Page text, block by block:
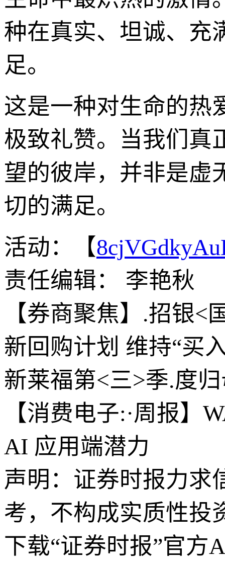
种在真实、坦诚、充
足。
这是一种对生命的热
极致礼赞。当我们真
望的彼岸，并非是虚
切的满足。
活动：【
责任编辑： 李艳秋
【券商聚焦】.招银<
新回购计划 维持“买
新莱福第<三>季.度
【消费电子:·周报】
AI 应用端潜力
声明：证券时报力求
考，不构成实质性投
下载“证券时报”官方